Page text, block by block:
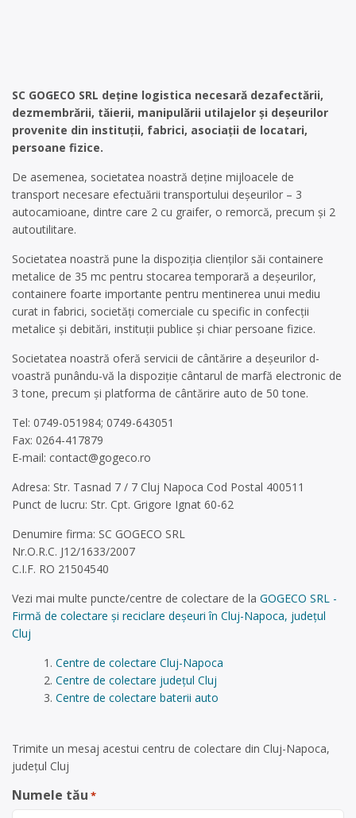
SC GOGECO SRL deține logistica necesară dezafectării,
dezmembrării, tăierii, manipulării utilajelor și deșeurilor
provenite din instituții, fabrici, asociații de locatari,
persoane fizice.
De asemenea, societatea noastră deține mijloacele de
transport necesare efectuării transportului deșeurilor – 3
autocamioane, dintre care 2 cu graifer, o remorcă, precum și 2
autoutilitare.
Societatea noastră pune la dispoziția clienților săi containere
metalice de 35 mc pentru stocarea temporară a deșeurilor,
containere foarte importante pentru mentinerea unui mediu
curat in fabrici, societăți comerciale cu specific in confecții
metalice și debitări, instituții publice și chiar persoane fizice.
Societatea noastră oferă servicii de cântărire a deșeurilor d-
voastră punându-vă la dispoziție cântarul de marfă electronic de
3 tone, precum și platforma de cântărire auto de 50 tone.
Tel: 0749-051984; 0749-643051
Fax: 0264-417879
E-mail: contact@gogeco.ro
Adresa: Str. Tasnad 7 / 7 Cluj Napoca Cod Postal 400511
Punct de lucru: Str. Cpt. Grigore Ignat 60-62
Denumire firma: SC GOGECO SRL
Nr.O.R.C. J12/1633/2007
C.I.F. RO 21504540
Vezi mai multe puncte/centre de colectare de la GOGECO SRL -
Firmă de colectare și reciclare deșeuri în Cluj-Napoca, județul
Cluj
Centre de colectare Cluj-Napoca
Centre de colectare județul Cluj
Centre de colectare baterii auto
Trimite un mesaj acestui centru de colectare din Cluj-Napoca,
județul Cluj
Numele tău *